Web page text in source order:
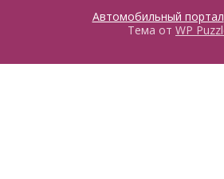
Автомобильный портал
Тема от WP